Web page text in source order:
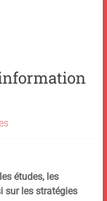
études, les
sur les stratégies